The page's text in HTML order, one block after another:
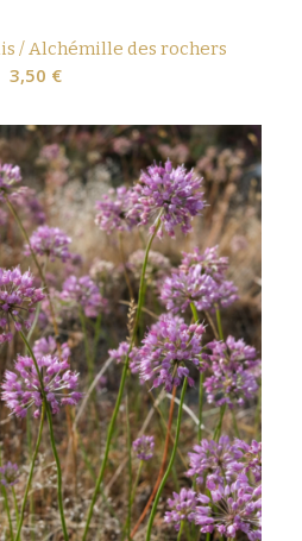
/ Alchémille des rochers
3,50 €